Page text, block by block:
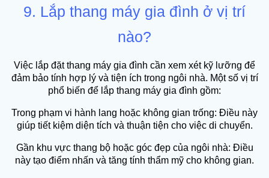
9. Lắp thang máy gia đình ở vị trí
nào?
Việc lắp đặt thang máy gia đình cần xem xét kỹ lưỡng để
đảm bảo tính hợp lý và tiện ích trong ngôi nhà. Một số vị trí
phổ biến để lắp thang máy gia đình gồm:
Trong phạm vi hành lang hoặc không gian trống: Điều này
giúp tiết kiệm diện tích và thuận tiện cho việc di chuyển.
Gần khu vực thang bộ hoặc góc đẹp của ngôi nhà: Điều
này tạo điểm nhấn và tăng tính thẩm mỹ cho không gian.